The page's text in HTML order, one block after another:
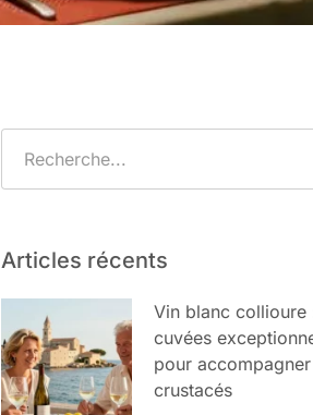
Articles récents
Vin blanc collioure
cuvées
pour
crustacés